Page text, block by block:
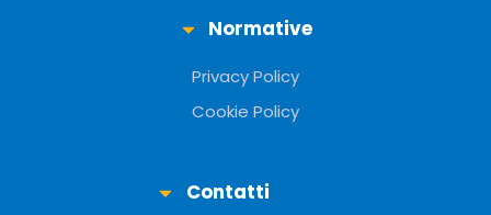
Normative
Privacy Policy
Cookie Policy
Contatti